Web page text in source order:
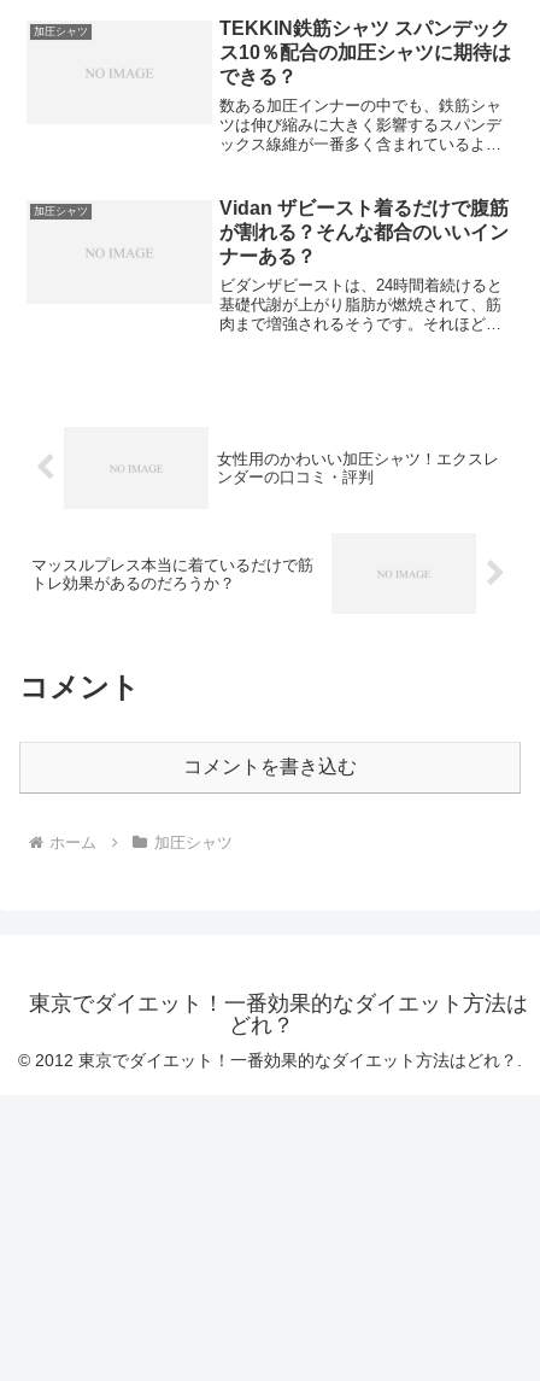
加圧シャツ
TEKKIN鉄筋シャツ スパンデック
ス10％配合の加圧シャツに期待は
できる？
数ある加圧インナーの中でも、鉄筋シャ
ツは伸び縮みに大きく影響するスパンデ
ックス線維が一番多く含まれているよう
加圧シャツ
Vidan ザビースト着るだけで腹筋
が割れる？そんな都合のいいイン
ナーある？
ビダンザビーストは、24時間着続けると
基礎代謝が上がり脂肪が燃焼されて、筋
肉まで増強されるそうです。それほどあ
女性用のかわいい加圧シャツ！エクスレ
ンダーの口コミ・評判
マッスルプレス本当に着ているだけで筋
トレ効果があるのだろうか？
コメント
コメントを書き込む
ホーム 加圧シャツ
東京でダイエット！一番効果的なダイエット方法は
どれ？
© 2012 東京でダイエット！一番効果的なダイエット方法はどれ？.